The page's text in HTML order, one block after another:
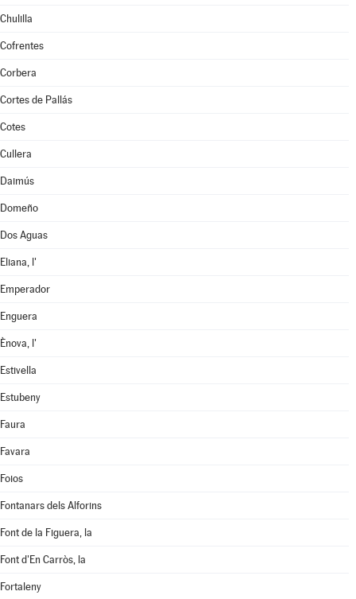
Chulilla
Cofrentes
Corbera
Cortes de Pallás
Cotes
Cullera
Daimús
Domeño
Dos Aguas
Eliana, l'
Emperador
Enguera
Ènova, l'
Estivella
Estubeny
Faura
Favara
Foios
Fontanars dels Alforins
Font de la Figuera, la
Font d'En Carròs, la
Fortaleny